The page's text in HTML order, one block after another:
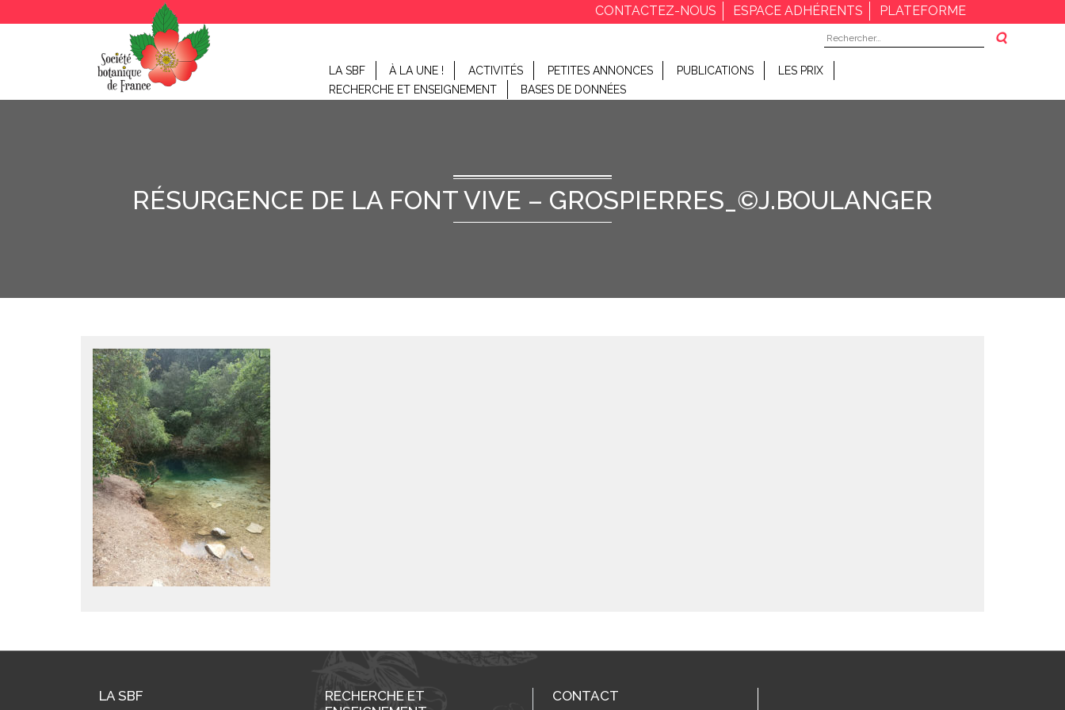
CONTACTEZ-NOUS ESPACE ADHÉRENTS
PLATEFORME
Rechercher :
LA SBF À LA UNE ! ACTIVITÉS PETITES ANNONCES PUBLICATIONS
LES PRIX
RECHERCHE ET ENSEIGNEMENT
BASES DE DONNÉES
RÉSURGENCE DE LA FONT VIVE – GROSPIERRES_©J.BOULANGER
LA SBF
RECHERCHE ET
CONTACT